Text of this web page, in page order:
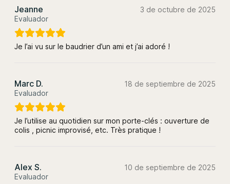
Jeanne
Evaluador
3 de octubre de 2025
Je l’ai vu sur le baudrier d’un ami et j’ai adoré !
Marc D.
Evaluador
18 de septiembre de 2025
Je l’utilise au quotidien sur mon porte-clés : ouverture de
colis , picnic improvisé, etc. Très pratique !
Alex S.
Evaluador
10 de septiembre de 2025